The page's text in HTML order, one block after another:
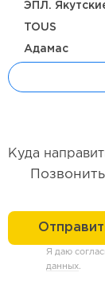
ЭПЛ.
TOUS
Адамас
Куда
Позвонить
Я даю
данных.